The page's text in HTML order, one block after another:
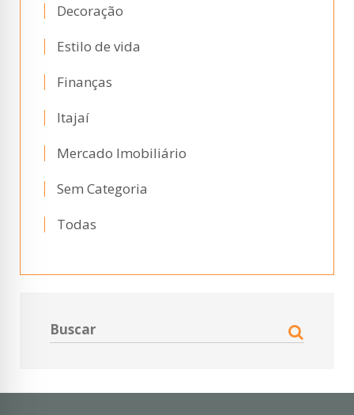
Decoração
Estilo de vida
Finanças
Itajaí
Mercado Imobiliário
Sem Categoria
Todas